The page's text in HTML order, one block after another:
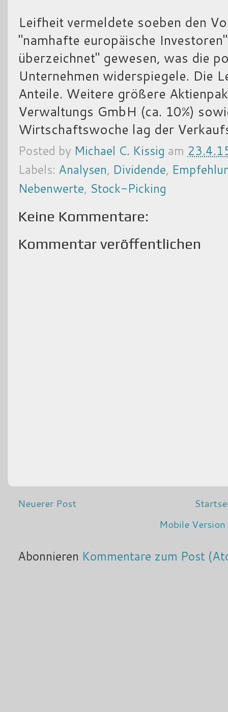
Leifheit vermeldete soeben den
"namhafte europäische
überzeichnet" gewesen, was die
Unternehmen widerspiegele. Die
Anteile. Weitere größere
Verwaltungs GmbH (ca. 10%)
Wirtschaftswoche lag der
Posted by Michael C. Kissig am
Labels: Analysen, Dividende,
Nebenwerte, Stock-Picking
Keine Kommentare:
Kommentar veröffentlichen
Neuerer Post
Mobile
Abonnieren Kommentare zum Post